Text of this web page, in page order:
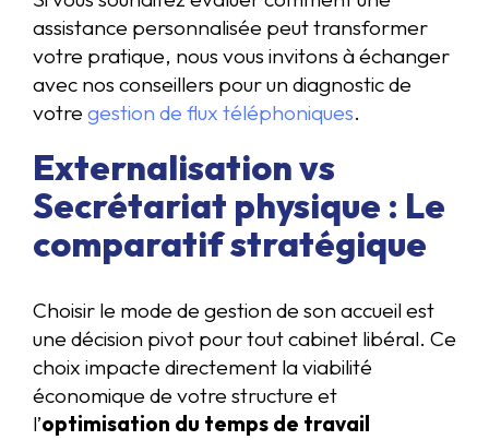
assistance personnalisée peut transformer
votre pratique, nous vous invitons à échanger
avec nos conseillers pour un diagnostic de
votre gestion de flux téléphoniques.
Externalisation vs
Secrétariat physique : Le
comparatif stratégique
Choisir le mode de gestion de son accueil est
une décision pivot pour tout cabinet libéral. Ce
choix impacte directement la viabilité
économique de votre structure et
l’optimisation du temps de travail